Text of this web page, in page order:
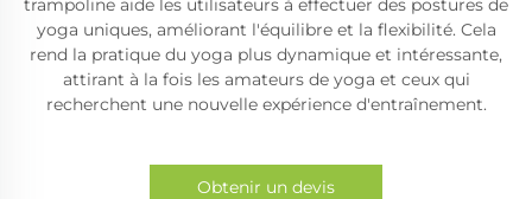
trampoline aide les utilisateurs à effectuer des postures de
yoga uniques, améliorant l'équilibre et la flexibilité. Cela
rend la pratique du yoga plus dynamique et intéressante,
attirant à la fois les amateurs de yoga et ceux qui
recherchent une nouvelle expérience d'entraînement.
Obtenir un devis